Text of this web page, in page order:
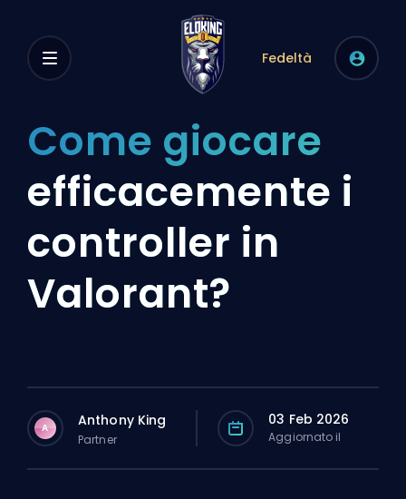
Fedeltà
Come giocare
efficacemente i
controller in
Valorant?
A Anthony King
Partner
03 Feb 2026
Aggiornato il